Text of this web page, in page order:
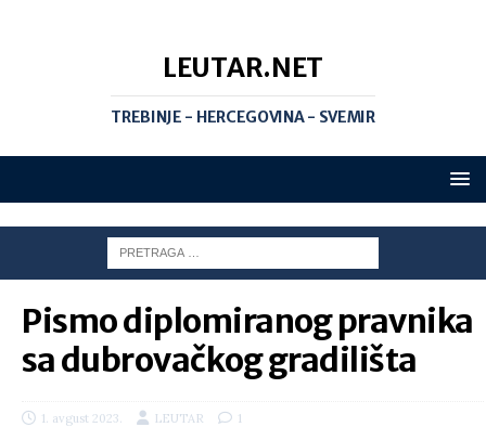
LEUTAR.NET
TREBINJE - HERCEGOVINA - SVEMIR
Pismo diplomiranog pravnika
sa dubrovačkog gradilišta
1. avgust 2023. LEUTAR 1